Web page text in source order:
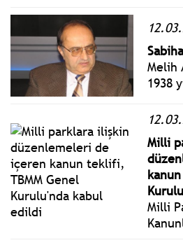
siyasi
etti.
Melih
1938
Milli
Milli